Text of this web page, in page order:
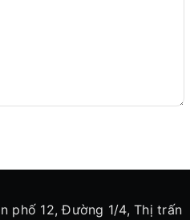
phố 12, Đường 1/4, Thị trấn